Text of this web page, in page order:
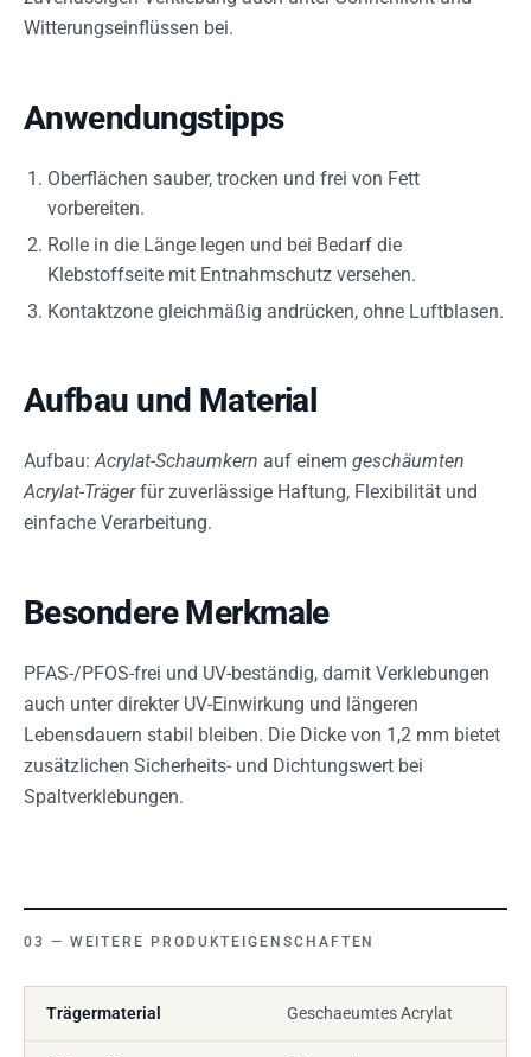
Witterungseinflüssen bei.
Anwendungstipps
Oberflächen sauber, trocken und frei von Fett
vorbereiten.
Rolle in die Länge legen und bei Bedarf die
Klebstoffseite mit Entnahmschutz versehen.
Kontaktzone gleichmäßig andrücken, ohne Luftblasen.
Aufbau und Material
Aufbau:Acrylat-Schaumkern auf einem geschäumten
Acrylat-Trägerfür zuverlässige Haftung, Flexibilität und
einfache Verarbeitung.
Besondere Merkmale
PFAS-/PFOS-frei und UV-beständig, damit Verklebungen
auch unter direkter UV-Einwirkung und längeren
Lebensdauern stabil bleiben. Die Dicke von 1,2 mm bietet
zusätzlichen Sicherheits- und Dichtungswert bei
Spaltverklebungen.
WEITERE PRODUKTEIGENSCHAFTEN
Trägermaterial Geschaeumtes Acrylat